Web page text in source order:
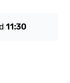
11:30